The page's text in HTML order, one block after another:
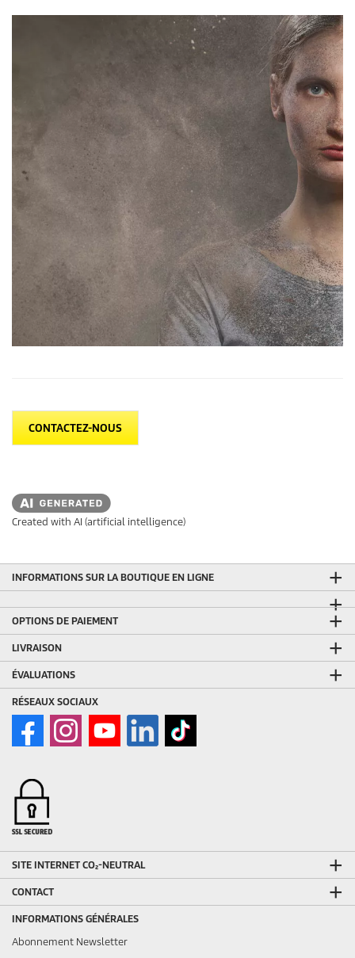
CONTACTEZ-NOUS
Created with AI (artificial intelligence)
INFORMATIONS SUR LA BOUTIQUE EN LIGNE
OPTIONS DE PAIEMENT
LIVRAISON
ÉVALUATIONS
RÉSEAUX SOCIAUX
SITE INTERNET CO₂-NEUTRAL
CONTACT
INFORMATIONS GÉNÉRALES
Abonnement Newsletter